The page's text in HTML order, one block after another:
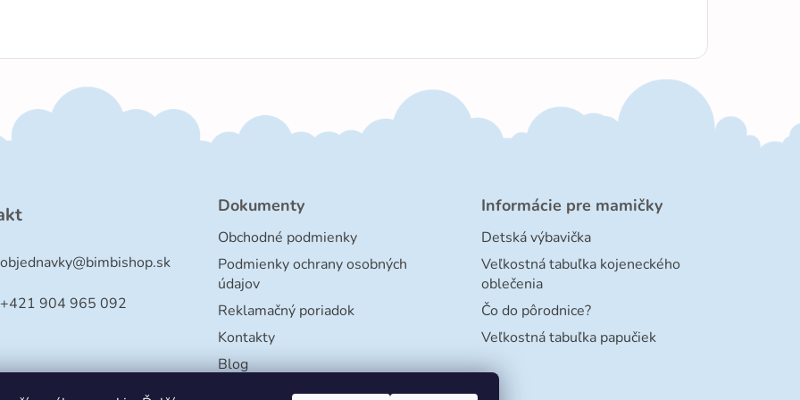
objednavky@bimbishop.sk
+421 904 965 092
Dokumenty
Obchodné podmienky
Podmienky ochrany osobných
údajov
Reklamačný poriadok
Kontakty
Blog
Informácie pre mamičky
Detská výbavička
Veľkostná tabuľka kojeneckého
oblečenia
Čo do pôrodnice?
Veľkostná tabuľka papučiek